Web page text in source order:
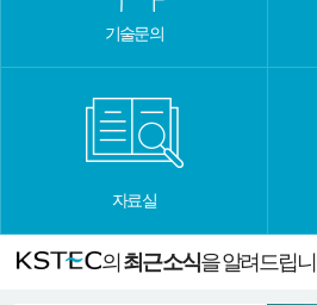
기술문의
자료실
의최근소식을 알려드립